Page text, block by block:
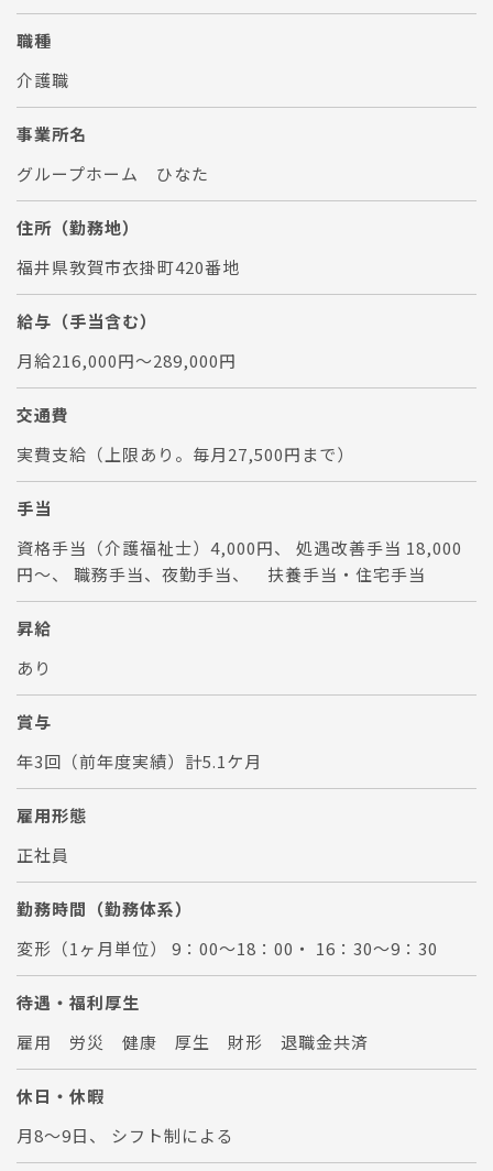
職種
介護職
事業所名
グループホーム ひなた
住所（勤務地）
福井県敦賀市衣掛町420番地
給与（手当含む）
月給216,000円～289,000円
交通費
実費支給（上限あり。毎月27,500円まで）
手当
資格手当（介護福祉士）4,000円、 処遇改善手当 18,000
円～、 職務手当、夜勤手当、 扶養手当・住宅手当
昇給
あり
賞与
年3回（前年度実績）計5.1ケ月
雇用形態
正社員
勤務時間（勤務体系）
変形（1ヶ月単位） 9：00～18：00・ 16：30～9：30
待遇・福利厚生
雇用 労災 健康 厚生 財形 退職金共済
休日・休暇
月8～9日、 シフト制による